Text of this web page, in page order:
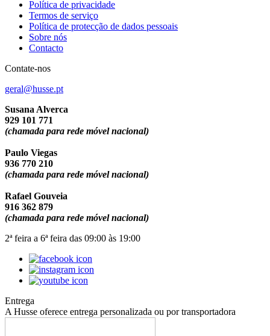
Política de privacidade
Termos de serviço
Política de protecção de dados pessoais
Sobre nós
Contacto
Contate-nos
geral@husse.pt
Susana Alverca
929 101 771
(chamada para rede móvel nacional)
Paulo Viegas
936 770 210
(chamada para rede móvel nacional)
Rafael Gouveia
916 362 879
(chamada para rede móvel nacional)
2ª feira a 6ª feira das 09:00 às 19:00
Entrega
A Husse oferece entrega personalizada ou por transportadora